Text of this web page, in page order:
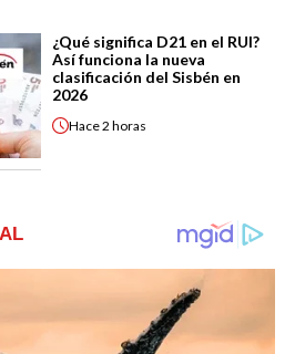
¿Qué significa D21 en el RUI?
Así funciona la nueva
clasificación del Sisbén en
2026
Hace2 horas